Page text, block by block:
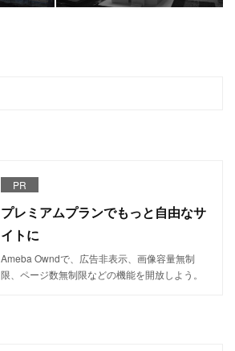
PR
プレミアムプランでもっと自由なサ
イトに
Ameba Owndで、広告非表示、画像容量無制
限、ページ数無制限などの機能を開放しよう。